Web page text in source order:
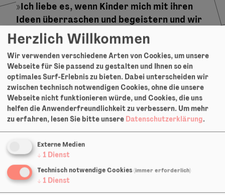
»Ich liebe es, wenn Kinder mich mit ihren
Ideen überraschen und begeistern und wir
diese gemeinsam auf die Bühne bringen. «
Christiane Alfers studierte
Theaterwissenschaft sowie Vergleichende
Literturwissenschaft in Mainz und Berlin
und absolvierte parallel eine Ausbildung zur
Theaterpädagogin BuT. Seit 2007 war sie
als freie Theatervermittlerin u.a. bei der
Theaterwerkstatt Heidelberg, dem
SchultheaterStudio Frankfurt, Schauspiel
Frankfurt, der Stiftung Polytechnische
Gesellschaft Frankfurt, dem Starke Stücke
Herzlich Willkommen
Wir verwenden verschiedene Arten von Cookies, um unsere
Webseite für Sie passend zu gestalten und Ihnen so ein
optimales Surf-Erlebnis zu bieten. Dabei unterscheiden wir
zwischen technisch notwendigen Cookies, ohne die unsere
Webseite nicht funktionieren würde, und Cookies, die uns
helfen die Anwenderfreundlichkeit zu verbessern. Um mehr
zu erfahren, lesen Sie bitte unsere Datenschutzerklärung.
Externe Medien
↓ 1 Dienst
Technisch notwendige Cookies (immer erforderlich)
↓ 1 Dienst